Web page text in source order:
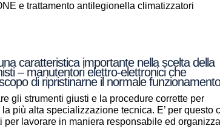
e trattamento antilegionella climatizzatori
caratteristica importante nella scelta della
– manutentori elettro-elettronici che
di ripristinarne il normale
gli strumenti giusti e la procedure corrette per
più alta specializzazione tecnica. E’ per questo
per lavorare in maniera responsabile ed